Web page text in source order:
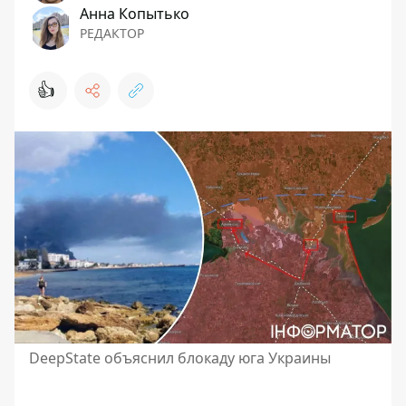
Анна Копытько
РЕДАКТОР
👍
DeepState объяснил блокаду юга Украины